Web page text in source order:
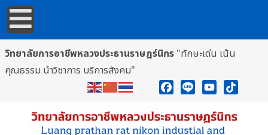
วิทยาลัยการอาชีพหลวงประธานราษฎร์นิกร "ทักษะเด่น เน้น
คุณธรรม นำวิชาการ บริการสังคม"